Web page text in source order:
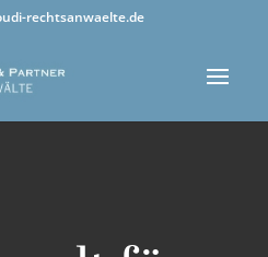
rechtsanwaelte.de